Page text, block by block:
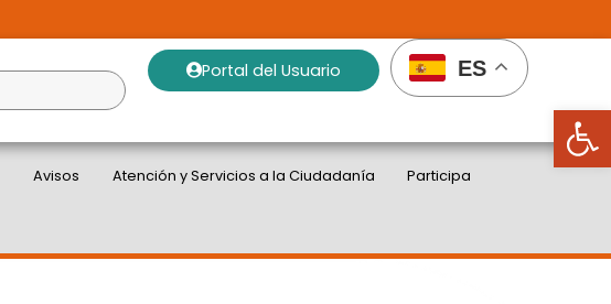
Abrir
Portal del Usuario ES
Avisos Atención y Servicios a la Ciudadanía Participa